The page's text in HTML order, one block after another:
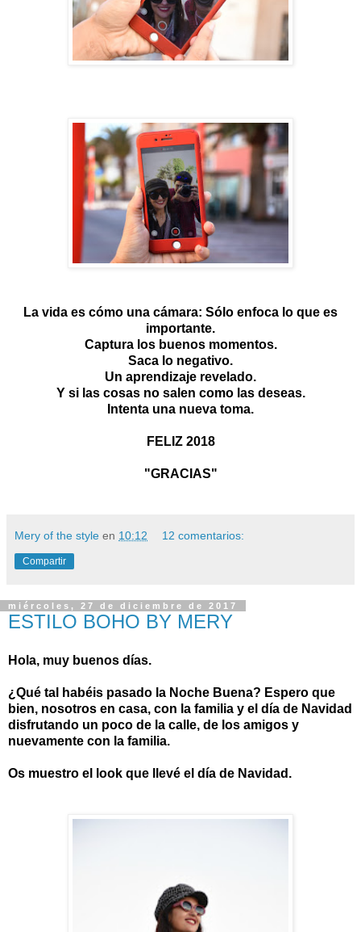
La vida es cómo una cámara: Sólo enfoca lo que es
importante.
Captura los buenos momentos.
Saca lo negativo.
Un aprendizaje revelado.
Y si las cosas no salen como las deseas.
Intenta una nueva toma.
FELIZ 2018
"GRACIAS"
Mery of the style en 10:12 12 comentarios:
Compartir
miércoles, 27 de diciembre de 2017
ESTILO BOHO BY MERY
Hola, muy buenos días.
¿Qué tal habéis pasado la Noche Buena? Espero que
bien, nosotros en casa, con la familia y el día de Navidad
disfrutando un poco de la calle, de los amigos y
nuevamente con la familia.
Os muestro el look que llevé el día de Navidad.